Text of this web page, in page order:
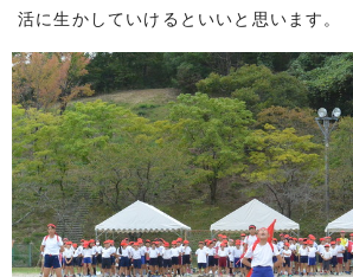
活に生かしていけるといいと思います。